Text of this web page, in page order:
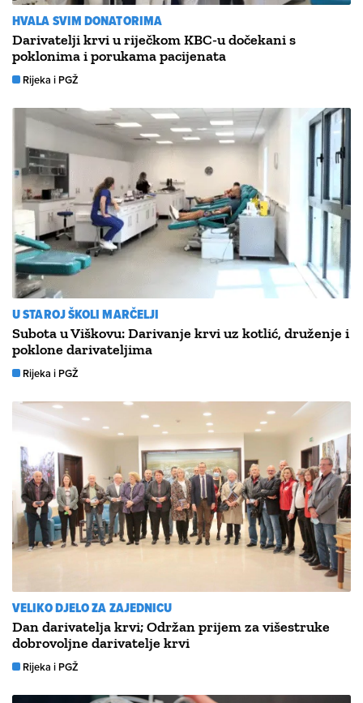
HVALA SVIM DONATORIMA
Darivatelji krvi u riječkom KBC-u dočekani s
poklonima i porukama pacijenata
Rijeka i PGŽ
U STAROJ ŠKOLI MARČELJI
Subota u Viškovu: Darivanje krvi uz kotlić, druženje i
poklone darivateljima
Rijeka i PGŽ
VELIKO DJELO ZA ZAJEDNICU
Dan darivatelja krvi; Održan prijem za višestruke
dobrovoljne darivatelje krvi
Rijeka i PGŽ